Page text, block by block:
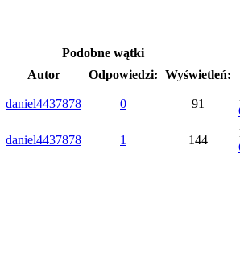
Podobne wątki
Autor Odpowiedzi: Wyświetleń:
daniel4437878 0 91
daniel4437878 1 144